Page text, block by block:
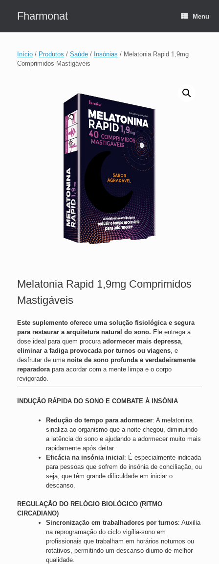
Fharmonat Menu
Início / Produtos / Saúde / Insónias / Melatonia Rapid 1,9mg
Comprimidos Mastigáveis
Melatonia Rapid 1,9mg Comprimidos
Mastigáveis
Este suplemento oferece uma solução fisiológica e segura
para restaurar a arquitetura natural do sono. Ele entrega a
dose ideal para quem procura adormecer mais depressa,
eliminar a fadiga provocada por turnos ou viagens, e
desfrutar de uma noite de sono profunda e verdadeiramente
reparadorapara acordar com a mente limpa e o corpo
revigorado.
INDUÇÃO RÁPIDA DO SONO E COMBATE À INSÓNIA
Redução do tempo para adormecer: A melatonina
sinaliza ao organismo que a noite chegou, diminuindo
a latência do sono e ajudando a adormecer muito mais
rapidamente após deitar.
Eficácia na insónia inicial: É especialmente indicada
para pessoas que sofrem de insónia de conciliação, ou
seja, que têm grande dificuldade em iniciar o
descanso.
REGULAÇÃO DO RELÓGIO BIOLÓGICO (RITMO
CIRCADIANO)
Sincronização em trabalhadores por turnos: Auxilia
na reprogramação do ciclo vigília-sono em
profissionais que trabalham em horários noturnos ou
rotativos, permitindo um descanso diurno de melhor
qualidade.